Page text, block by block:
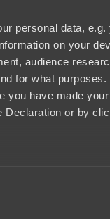
personal data,
on your
audience
for what
you have made
or by
it for